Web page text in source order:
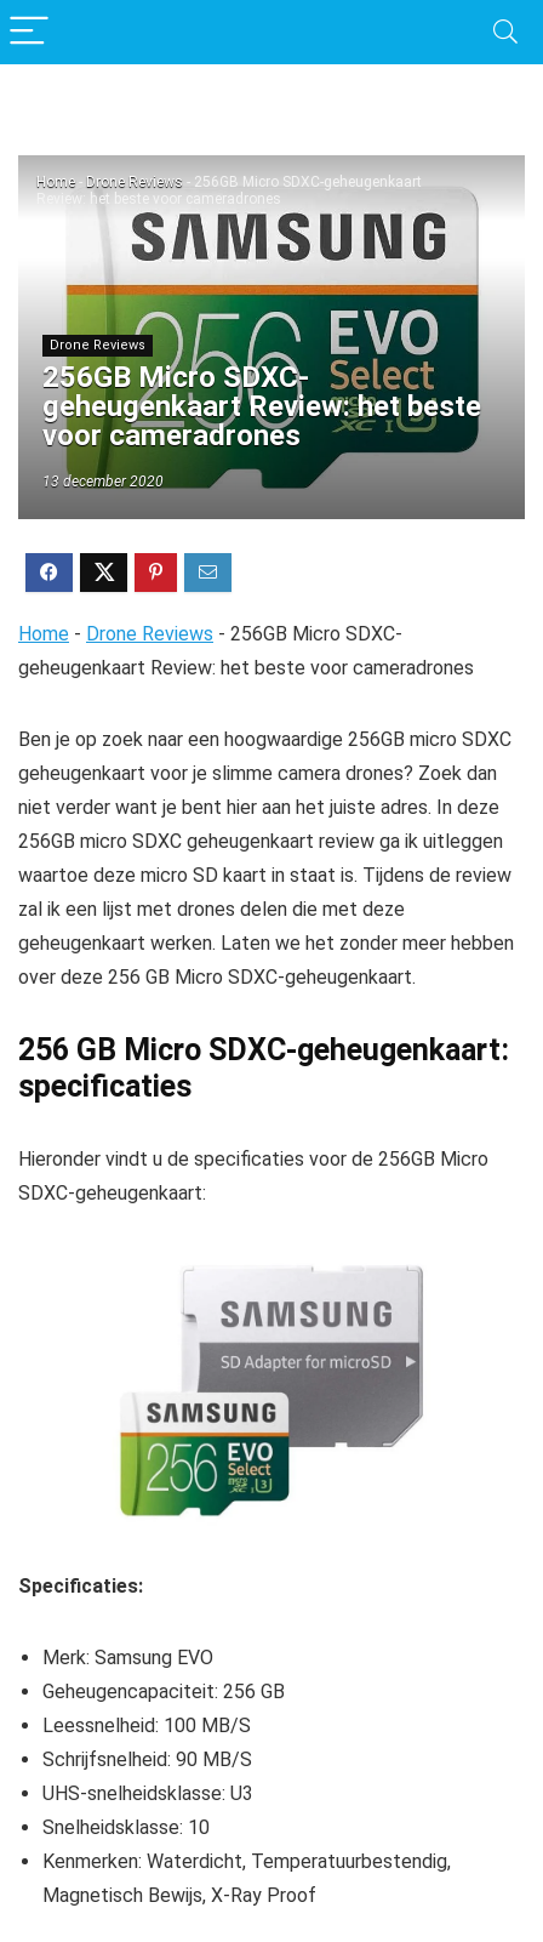
Home - Drone Reviews - 256GB Micro SDXC-geheugenkaart
Review: het beste voor cameradrones
Drone Reviews
256GB Micro SDXC-
geheugenkaart Review: het beste
voor cameradrones
13 december 2020
Home - Drone Reviews - 256GB Micro SDXC-
geheugenkaart Review: het beste voor cameradrones
Ben je op zoek naar een hoogwaardige 256GB micro SDXC
geheugenkaart voor je slimme camera drones? Zoek dan
niet verder want je bent hier aan het juiste adres. In deze
256GB micro SDXC geheugenkaart review ga ik uitleggen
waartoe deze micro SD kaart in staat is. Tijdens de review
zal ik een lijst met drones delen die met deze
geheugenkaart werken. Laten we het zonder meer hebben
over deze 256 GB Micro SDXC-geheugenkaart.
256 GB Micro SDXC-geheugenkaart:
specificaties
Hieronder vindt u de specificaties voor de 256GB Micro
SDXC-geheugenkaart:
Specificaties:
Merk: Samsung EVO
Geheugencapaciteit: 256 GB
Leessnelheid: 100 MB/S
Schrijfsnelheid: 90 MB/S
UHS-snelheidsklasse: U3
Snelheidsklasse: 10
Kenmerken: Waterdicht, Temperatuurbestendig,
Magnetisch Bewijs, X-Ray Proof